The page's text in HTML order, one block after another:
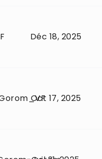
Déc 18, 2025
Oct 17, 2025